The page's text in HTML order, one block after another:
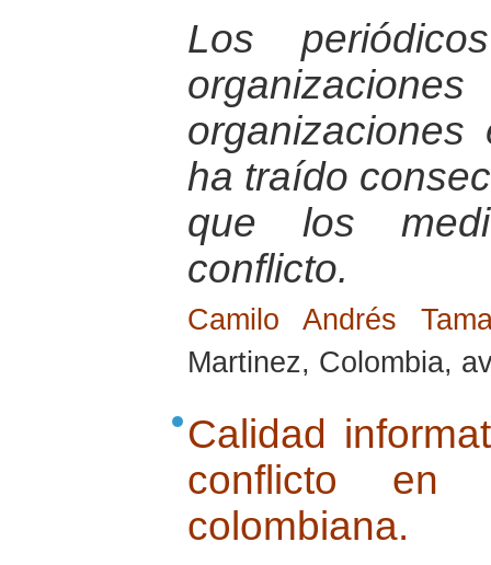
Los
ha traído
que los
conflicto.
Camilo Andrés
Martinez, Colombia,
Calidad
conflicto en
colombiana.